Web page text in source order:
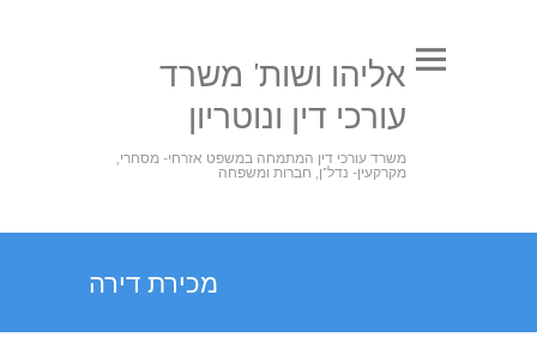
אליהו ושות' משרד
עורכי דין ונוטריון
משרד עורכי דין המתמחה במשפט אזרחי- מסחרי,
מקרקעין- נדל"ן, חברות ומשפחה
מכירת דירה